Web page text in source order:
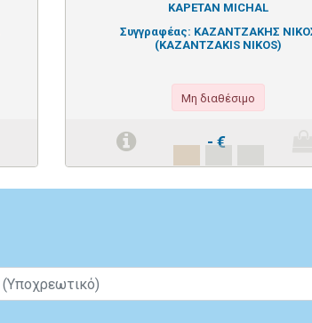
KAPETAN MICHAL
Συγγραφέας: ΚΑΖΑΝΤΖΑΚΗΣ
(KAZANTZAKIS NIKOS)
Μη διαθέσιμο
- €